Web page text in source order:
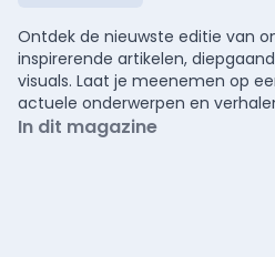
Ontdek de nieuwste editie van
inspirerende artikelen,
visuals. Laat je meenemen op
actuele onderwerpen en
In dit magazine